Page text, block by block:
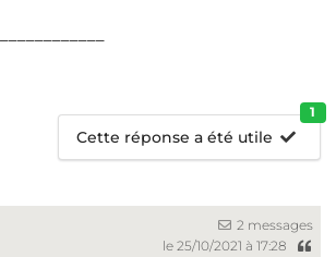
Cette réponse a été utile
1
2 messages
le 25/10/2021 à 17:28